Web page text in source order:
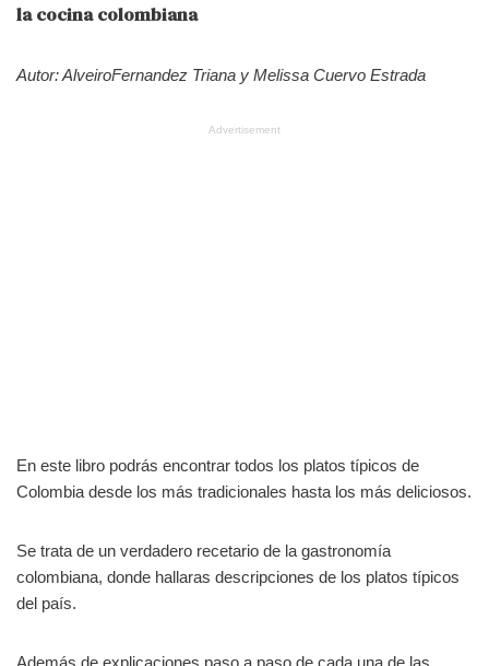
la cocina colombiana
Autor: AlveiroFernandez Triana y Melissa Cuervo Estrada
Advertisement
En este libro podrás encontrar todos los platos típicos de
Colombia desde los más tradicionales hasta los más deliciosos.
Se trata de un verdadero recetario de la gastronomía
colombiana, donde hallaras descripciones de los platos típicos
del país.
Además de explicaciones paso a paso de cada una de las